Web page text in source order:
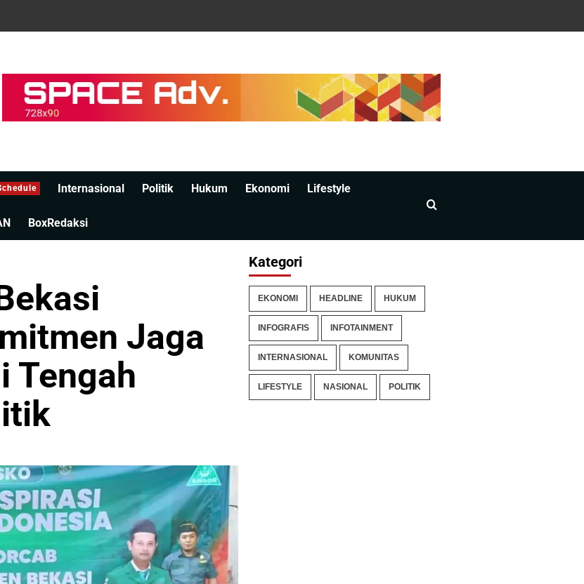
Internasional Politik Hukum Ekonomi Lifestyle
BoxRedaksi
Jaga
Tengah
Kategori
EKONOMI HEADLINE HUKUM
INFOGRAFIS INFOTAINMENT
INTERNASIONAL KOMUNITAS
LIFESTYLE NASIONAL POLITIK